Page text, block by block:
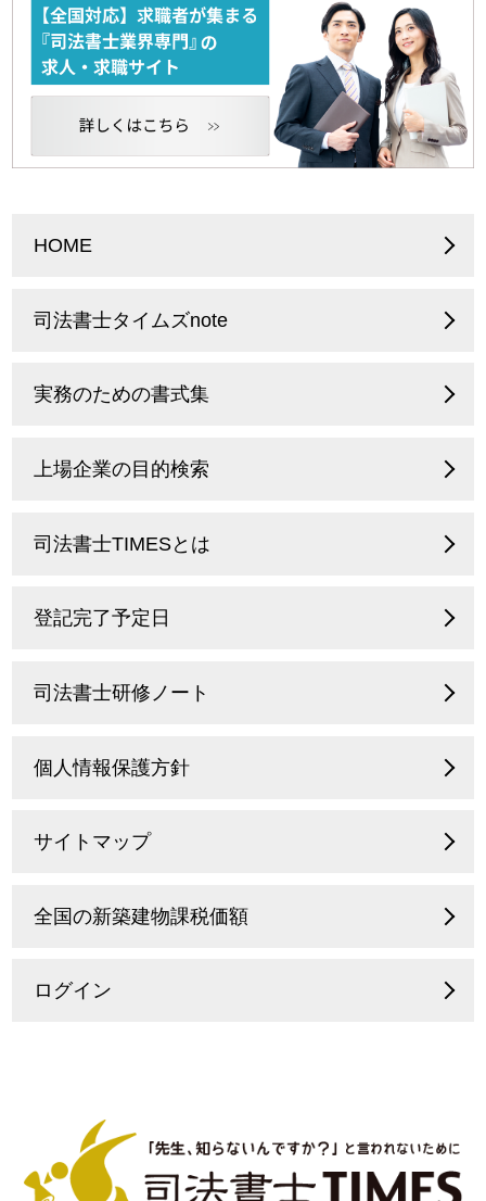
HOME
司法書士タイムズnote
実務のための書式集
上場企業の目的検索
司法書士TIMESとは
登記完了予定日
司法書士研修ノート
個人情報保護方針
サイトマップ
全国の新築建物課税価額
ログイン